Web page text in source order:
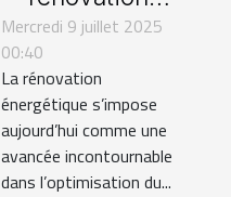
énergétique
transforme-t-
elle votre
habitat ?
Mercredi 9 juillet 2025
00:40
La rénovation
énergétique s’impose
aujourd’hui comme une
avancée incontournable
dans l’optimisation du...